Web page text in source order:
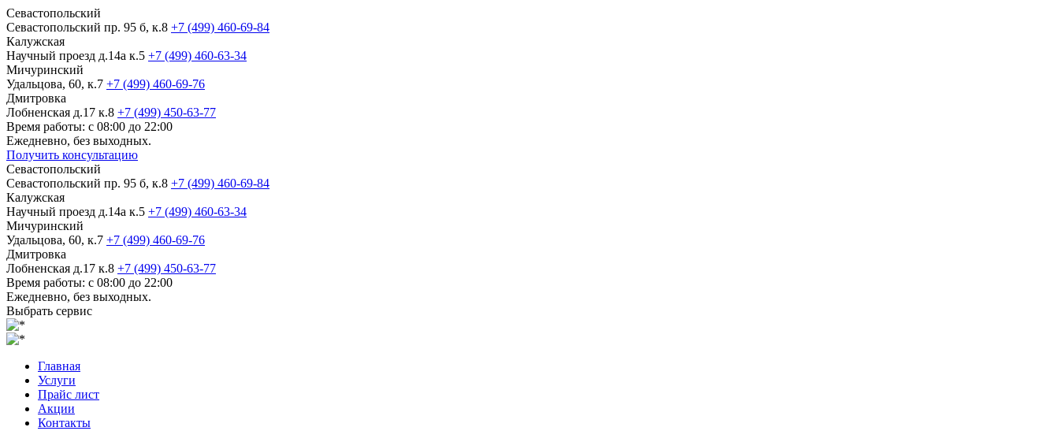
Севастопольский
Севастопольский пр. 95 б, к.8 +7 (499) 460-69-84
Калужская
Научный проезд д.14а к.5 +7 (499) 460-63-34
Мичуринский
Удальцова, 60, к.7 +7 (499) 460-69-76
Дмитровка
Лобненская д.17 к.8 +7 (499) 450-63-77
Время работы: с 08:00 до 22:00
Ежедневно, без выходных.
Получить консультацию
Севастопольский
Севастопольский пр. 95 б, к.8 +7 (499) 460-69-84
Калужская
Научный проезд д.14а к.5 +7 (499) 460-63-34
Мичуринский
Удальцова, 60, к.7 +7 (499) 460-69-76
Дмитровка
Лобненская д.17 к.8 +7 (499) 450-63-77
Время работы: с 08:00 до 22:00
Ежедневно, без выходных.
Выбрать сервис
Главная
Услуги
Прайс лист
Акции
Контакты